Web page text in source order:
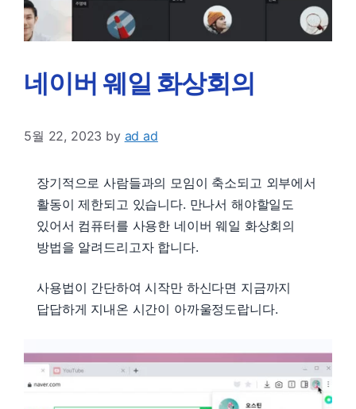
네이버 웨일 화상회의
5월 22, 2023 by ad ad
장기적으로 사람들과의 모임이 축소되고 외부에서
활동이 제한되고 있습니다. 만나서 해야할일도
있어서 컴퓨터를 사용한 네이버 웨일 화상회의
방법을 알려드리고자 합니다.
사용법이 간단하여 시작만 하신다면 지금까지
답답하게 지내온 시간이 아까울정도랍니다.